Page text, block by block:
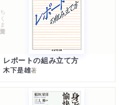
ちくま学芸文庫
レポートの組み立て方
木下是雄著